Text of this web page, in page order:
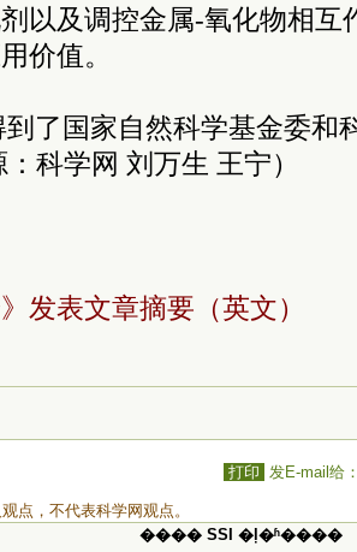
以及调控金属-氧化物相互
价值。
到了国家自然科学基金委和
科学网 刘万生 王宁）
发表文章摘要（英文）
打印 发E-mail给
点，不代表科学网观点。
���� SSI �ļ�ʱ����